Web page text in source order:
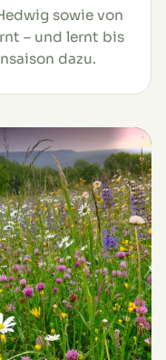
sowie von
– und lernt bis
dazu.